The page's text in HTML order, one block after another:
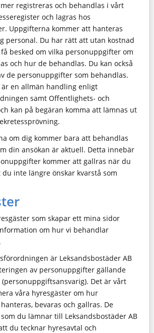
registreras och behandlas i vårt
och lagras hos
Uppgifterna kommer att hanteras
personal. Du har rätt att utan kostnad
besked om vilka personuppgifter om
och hur de behandlas. Du kan också
de personuppgifter som behandlas.
en allmän handling enligt
samt Offentlighets- och
kan på begäran komma att lämnas ut
om dig kommer bara att behandlas
din ansökan är aktuell. Detta innebär
kommer att gallras när du
inte längre önskar kvarstå som
som skapar ett mina sidor
om hur vi behandlar
är Leksandsbostäder AB
av personuppgifter gällande
Det är vårt
våra hyresgäster om hur
bevaras och gallras. De
du lämnar till Leksandsbostäder AB
du tecknar hyresavtal och